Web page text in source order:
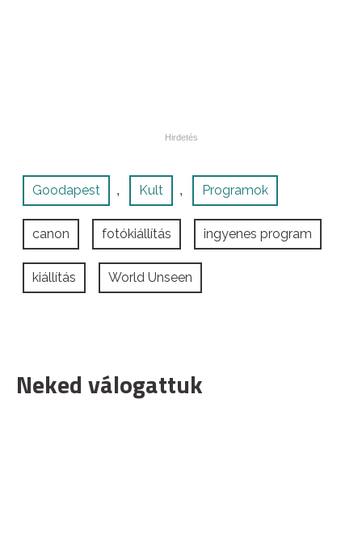
Goodapest , Kult , Programok
canon fotókiállítás ingyenes program
kiállítás World Unseen
Neked válogattuk